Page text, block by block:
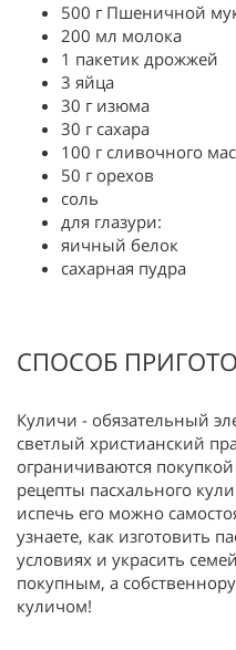
500 г Пшеничной
200 мл молока
1 пакетик дрожжей
3 яйца
30 г изюма
30 г сахара
100 г сливочного
50 г орехов
соль
для глазури:
яичный белок
сахарная пудра
СПОСОБ
Куличи - обязательный
светлый христианский
ограничиваются
рецепты пасхального
испечь его можно
узнаете, как изготовить
условиях и украсить
покупным, а
куличом!